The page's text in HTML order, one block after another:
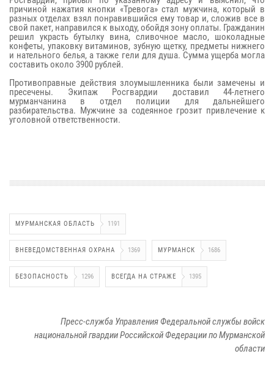
причиной нажатия кнопки «Тревога» стал мужчина, который в
разных отделах взял понравившийся ему товар и, сложив все в
свой пакет, направился к выходу, обойдя зону оплаты. Гражданин
решил украсть бутылку вина, сливочное масло, шоколадные
конфеты, упаковку витаминов, зубную щетку, предметы нижнего
и нательного белья, а также гели для душа. Сумма ущерба могла
составить около 3900 рублей.
Противоправные действия злоумышленника были замечены и
пресечены. Экипаж Росгвардии доставил 44-летнего
мурманчанина в отдел полиции для дальнейшего
разбирательства. Мужчине за содеянное грозит привлечение к
уголовной ответственности.
МУРМАНСКАЯ ОБЛАСТЬ 1191
ВНЕВЕДОМСТВЕННАЯ ОХРАНА 1369 МУРМАНСК 1686
БЕЗОПАСНОСТЬ 1296 ВСЕГДА НА СТРАЖЕ 1395
Пресс-служба Управления Федеральной службы войск
национальной гвардии Российской Федерации по Мурманской
области